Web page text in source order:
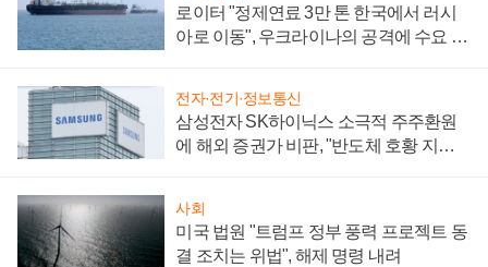
로이터 "정제연료 3만 톤 한국에서 러시
아로 이동", 우크라이나의 공격에 수요 늘
전자·전기·정보통신
삼성전자 SK하이닉스 소극적 주주환원
에 해외 증권가 비판, "반도체 호황 지속
사회
미국 법원 "트럼프 정부 풍력 프로젝트 동
결 조치는 위법", 해제 명령 내려